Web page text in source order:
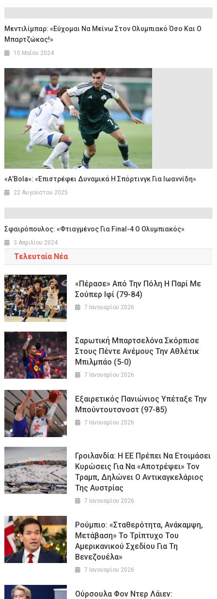
Μεντιλίμπαρ: «Εύχομαι Να Μείνω Στον Ολυμπιακό Όσο Και Ο
Μπαρτζώκας!»
10 Μαΐου 2024
«Α’Bola»: «Επιστρέφει Δυναμικά Η Σπόρτινγκ Για Ιωαννίδη»
22 Αυγούστου 2025
Σφαιρόπουλος: «Φτιαγμένος Για Final-4 Ο Ολυμπιακός»
3 Απριλίου 2024
Τελευταία Νέα
«Πέρασε» Από Την Πόλη Η Παρί Με
Σούπερ Ιφί (79-84)
7 Ιανουαρίου 2026
Σαρωτική Μπαρτσελόνα Σκόρπισε
Στους Πέντε Ανέμους Την Αθλέτικ
Μπιλμπάο (5-0)
7 Ιανουαρίου 2026
Εξαιρετικός Πανιώνιος Υπέταξε Την
Μπούντουτσνοστ (97-85)
7 Ιανουαρίου 2026
Γροιλανδία: Η ΕΕ Πρέπει Να Ετοιμάσει
Κυρώσεις Για Να «αποτρέψει» Τον
Τραμπ, Δηλώνει Ο Αντικαγκελάριος
Της Αυστρίας
7 Ιανουαρίου 2026
Ρούμπιο: «Σταθερότητα, Ανάκαμψη,
Μετάβαση» Το Τρίπτυχο Του
Αμερικανικού Σχεδίου Για Τη
Βενεζουέλα»
7 Ιανουαρίου 2026
Ούρσουλα Φον Ντερ Λάιεν: